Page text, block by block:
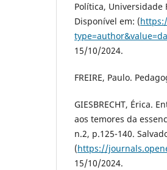
Política, Universidade
Disponível em: (
15/10/2024.
FREIRE, Paulo.
GIESBRECHT, Érica.
aos temores da
n.2, p.125-140.
(https://
15/10/2024.